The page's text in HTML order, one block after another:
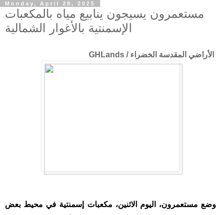
Monday, April 28, 2025
مستعمرون يسيجون ينابيع مياه بالمكعبات
الإسمنتية بالأغوار الشمالية
الأراضي المقدسة الخضراء / GHLands
وضع مستعمرون، اليوم الاثنين، مكعبات إسمنتية في محيط بعض